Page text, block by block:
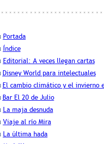
Portada
Índice
Editorial: A veces llegan cartas
Disney World para intelectuales
El cambio climático y el invierno
Bar El 20 de Julio
La maja desnuda
Viaje al río Mira
La última hada